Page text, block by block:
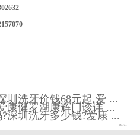
圳洗牙价钱68元起,爱 ...
康健罗湖康辉门诊详 ...
深圳洗牙多少钱?爱康 ...
More+